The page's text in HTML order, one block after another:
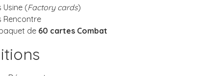
Usine (Factory cards)
Rencontre
de 60 cartes Combat